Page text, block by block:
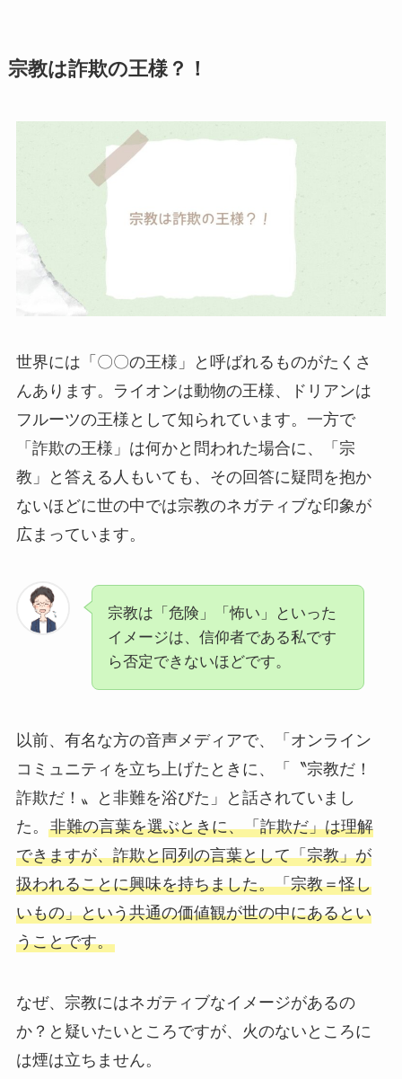
宗教は詐欺の王様？！
世界には「〇〇の王様」と呼ばれるものがたくさ
んあります。ライオンは動物の王様、ドリアンは
フルーツの王様として知られています。一方で
「詐欺の王様」は何かと問われた場合に、「宗
教」と答える人もいても、その回答に疑問を抱か
ないほどに世の中では宗教のネガティブな印象が
広まっています。
宗教は「危険」「怖い」といった
イメージは、信仰者である私です
ら否定できないほどです。
以前、有名な方の音声メディアで、「オンライン
コミュニティを立ち上げたときに、「〝宗教だ！
詐欺だ！〟と非難を浴びた」と話されていまし
た。 非難の言葉を選ぶときに、「詐欺だ」は理解
できますが、詐欺と同列の言葉として「宗教」が
扱われることに興味を持ちました。「宗教＝怪し
いもの」という共通の価値観が世の中にあるとい
うことです。
なぜ、宗教にはネガティブなイメージがあるの
か？と疑いたいところですが、火のないところに
は煙は立ちません。